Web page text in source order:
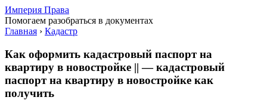
Империя Права
Помогаем разобраться в документах
Главная › Кадастр
Как оформить кадастровый паспорт на
квартиру в новостройке || — кадастровый
паспорт на квартиру в новостройке как
получить